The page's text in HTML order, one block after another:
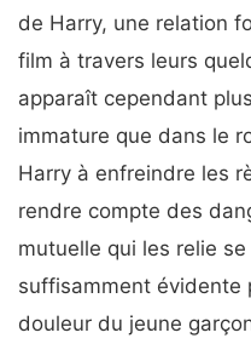
de Harry, une relation
film à travers leurs
apparaît cependant
immature que dans le
Harry à enfreindre les
rendre compte des
mutuelle qui les relie
suffisamment évidente
douleur du jeune